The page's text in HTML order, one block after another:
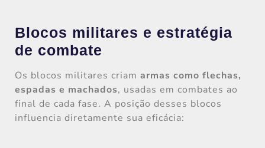
Blocos militares e estratégia
de combate
Os blocos militares criam armas como flechas,
espadas e machados, usadas em combates ao
final de cada fase. A posição desses blocos
influencia diretamente sua eficácia: